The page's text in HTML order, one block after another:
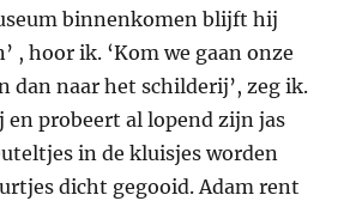
binnenkomen blijft hij
, hoor ik. ‘Kom we gaan onze
dan naar het schilderij’, zeg ik.
en probeert al lopend zijn jas
in de kluisjes worden
dicht gegooid. Adam rent